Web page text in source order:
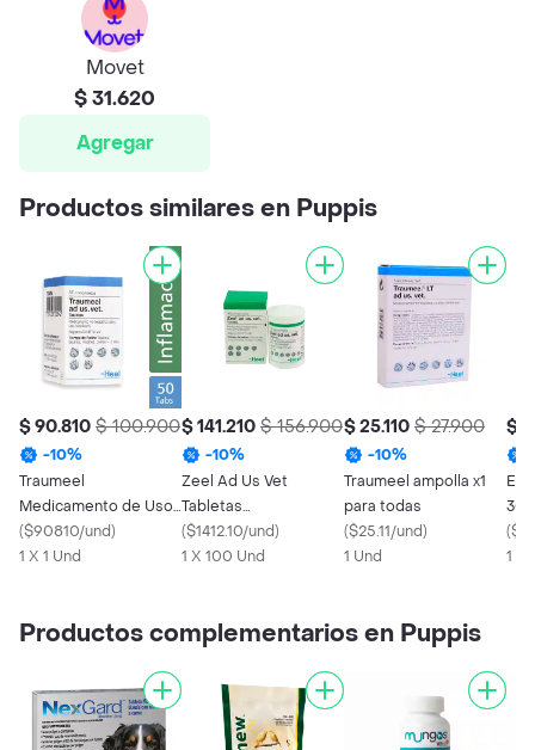
Movet
$ 31.620
Agregar
Productos similares en Puppis
$ 90.810 $ 100.900
-10%
Traumeel
Medicamento de Uso
Veterinario
($90810/und)
1 X 1 Und
$ 141.210 $ 156.900
-10%
Zeel Ad Us Vet
Tabletas
Medicamento
Homeopático Uso
($1412.10/und)
1 X 100 Und
$ 25.110 $ 27.900
-10%
Traumeel ampolla x1
para todas
($25.11/und)
1 Und
$
(
1 X
Productos complementarios en Puppis